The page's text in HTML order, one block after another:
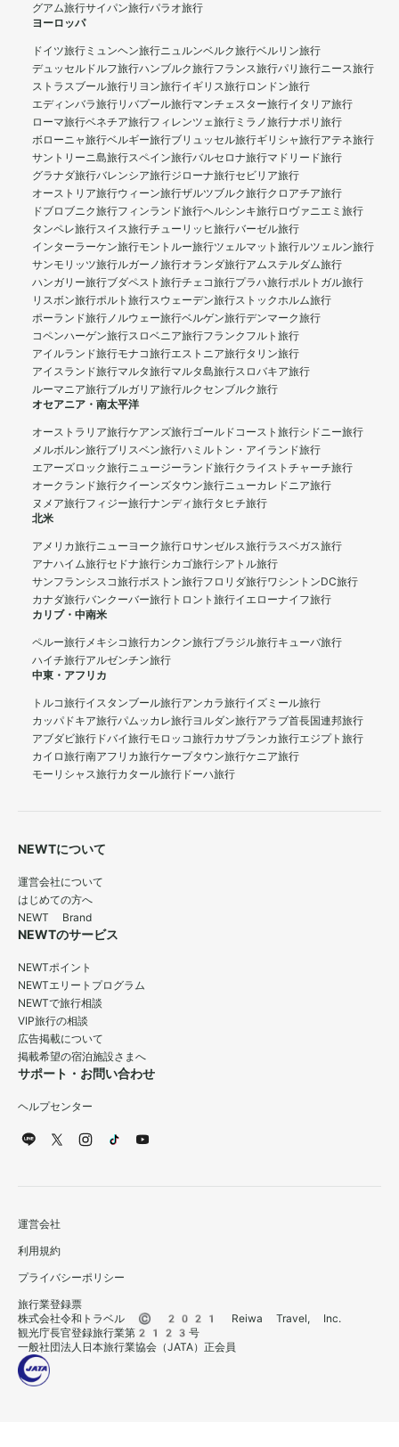
グアム旅行サイパン旅行パラオ旅行
ヨーロッパ
ドイツ旅行 ミュンヘン旅行ニュルンベルク旅行ベルリン旅行
デュッセルドルフ旅行ハンブルク旅行フランス旅行パリ旅行ニース旅行
ストラスブール旅行リヨン旅行イギリス旅行ロンドン旅行
エディンバラ旅行リバプール旅行マンチェスター旅行イタリア旅行
ローマ旅行ベネチア旅行フィレンツェ旅行 ミラノ旅行ナポリ旅行
ボローニャ旅行ベルギー旅行ブリュッセル旅行ギリシャ旅行アテネ旅行
サントリーニ島旅行スペイン旅行バルセロナ旅行マドリード旅行
グラナダ旅行バレンシア旅行ジローナ旅行セビリア旅行
オーストリア旅行ウィーン旅行ザルツブルク旅行クロアチア旅行
ドブロブニク旅行フィンランド旅行ヘルシンキ旅行ロヴァニエミ旅行
タンペレ旅行スイス旅行チューリッヒ旅行バーゼル旅行
インターラーケン旅行モントルー旅行ツェルマット旅行ルツェルン旅行
サンモリッツ旅行ルガーノ旅行オランダ旅行アムステルダム旅行
ハンガリー旅行ブダペスト旅行チェコ旅行プラハ旅行ポルトガル旅行
リスボン旅行ポルト旅行スウェーデン旅行ストックホルム旅行
ポーランド旅行ノルウェー旅行ベルゲン旅行デンマーク旅行
コペンハーゲン旅行スロベニア旅行フランクフルト旅行
アイルランド旅行モナコ旅行エストニア旅行タリン旅行
アイスランド旅行マルタ旅行マルタ島旅行スロバキア旅行
ルーマニア旅行ブルガリア旅行ルクセンブルク旅行
オセアニア・南太平洋
オーストラリア旅行ケアンズ旅行ゴールドコースト旅行シドニー旅行
メルボルン旅行ブリスベン旅行ハミルトン・アイランド旅行
エアーズロック旅行ニュージーランド旅行クライストチャーチ旅行
オークランド旅行クイーンズタウン旅行ニューカレドニア旅行
ヌメア旅行フィジー旅行ナンディ旅行タヒチ旅行
北米
アメリカ旅行ニューヨーク旅行ロサンゼルス旅行ラスベガス旅行
アナハイム旅行セドナ旅行シカゴ旅行シアトル旅行
サンフランシスコ旅行ボストン旅行フロリダ旅行ワシントンDC旅行
カナダ旅行バンクーバー旅行 トロント旅行イエローナイフ旅行
カリブ・中南米
ペルー旅行メキシコ旅行カンクン旅行ブラジル旅行キューバ旅行
ハイチ旅行アルゼンチン旅行
中東・アフリカ
トルコ旅行イスタンブール旅行アンカラ旅行イズミール旅行
カッパドキア旅行パムッカレ旅行ヨルダン旅行アラブ首長国連邦旅行
アブダビ旅行 ドバイ旅行モロッコ旅行カサブランカ旅行エジプト旅行
カイロ旅行南アフリカ旅行ケープタウン旅行ケニア旅行
モーリシャス旅行カタール旅行 ドーハ旅行
NEWTについて
運営会社について
はじめての方へ
NEWT Brand
NEWTのサービス
NEWTポイント
NEWTエリートプログラム
NEWTで旅行相談
VIP旅行の相談
広告掲載について
掲載希望の宿泊施設さまへ
サポート・お問い合わせ
ヘルプセンター
運営会社
利用規約
プライバシーポリシー
旅行業登録票
株式会社令和トラベル © 2021 Reiwa Travel, Inc.
観光庁長官登録旅行業第2123号
一般社団法人日本旅行業協会（JATA）正会員